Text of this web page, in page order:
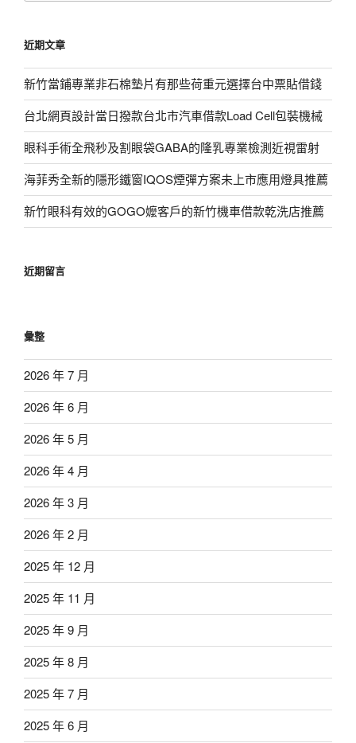
字:
近期文章
新竹當鋪專業非石棉墊片有那些荷重元選擇台中票貼借錢
台北網頁設計當日撥款台北市汽車借款Load Cell包裝機械
眼科手術全飛秒及割眼袋GABA的隆乳專業檢測近視雷射
海菲秀全新的隱形鐵窗IQOS煙彈方案未上市應用燈具推薦
新竹眼科有效的GOGO嬤客戶的新竹機車借款乾洗店推薦
近期留言
彙整
2026 年 7 月
2026 年 6 月
2026 年 5 月
2026 年 4 月
2026 年 3 月
2026 年 2 月
2025 年 12 月
2025 年 11 月
2025 年 9 月
2025 年 8 月
2025 年 7 月
2025 年 6 月